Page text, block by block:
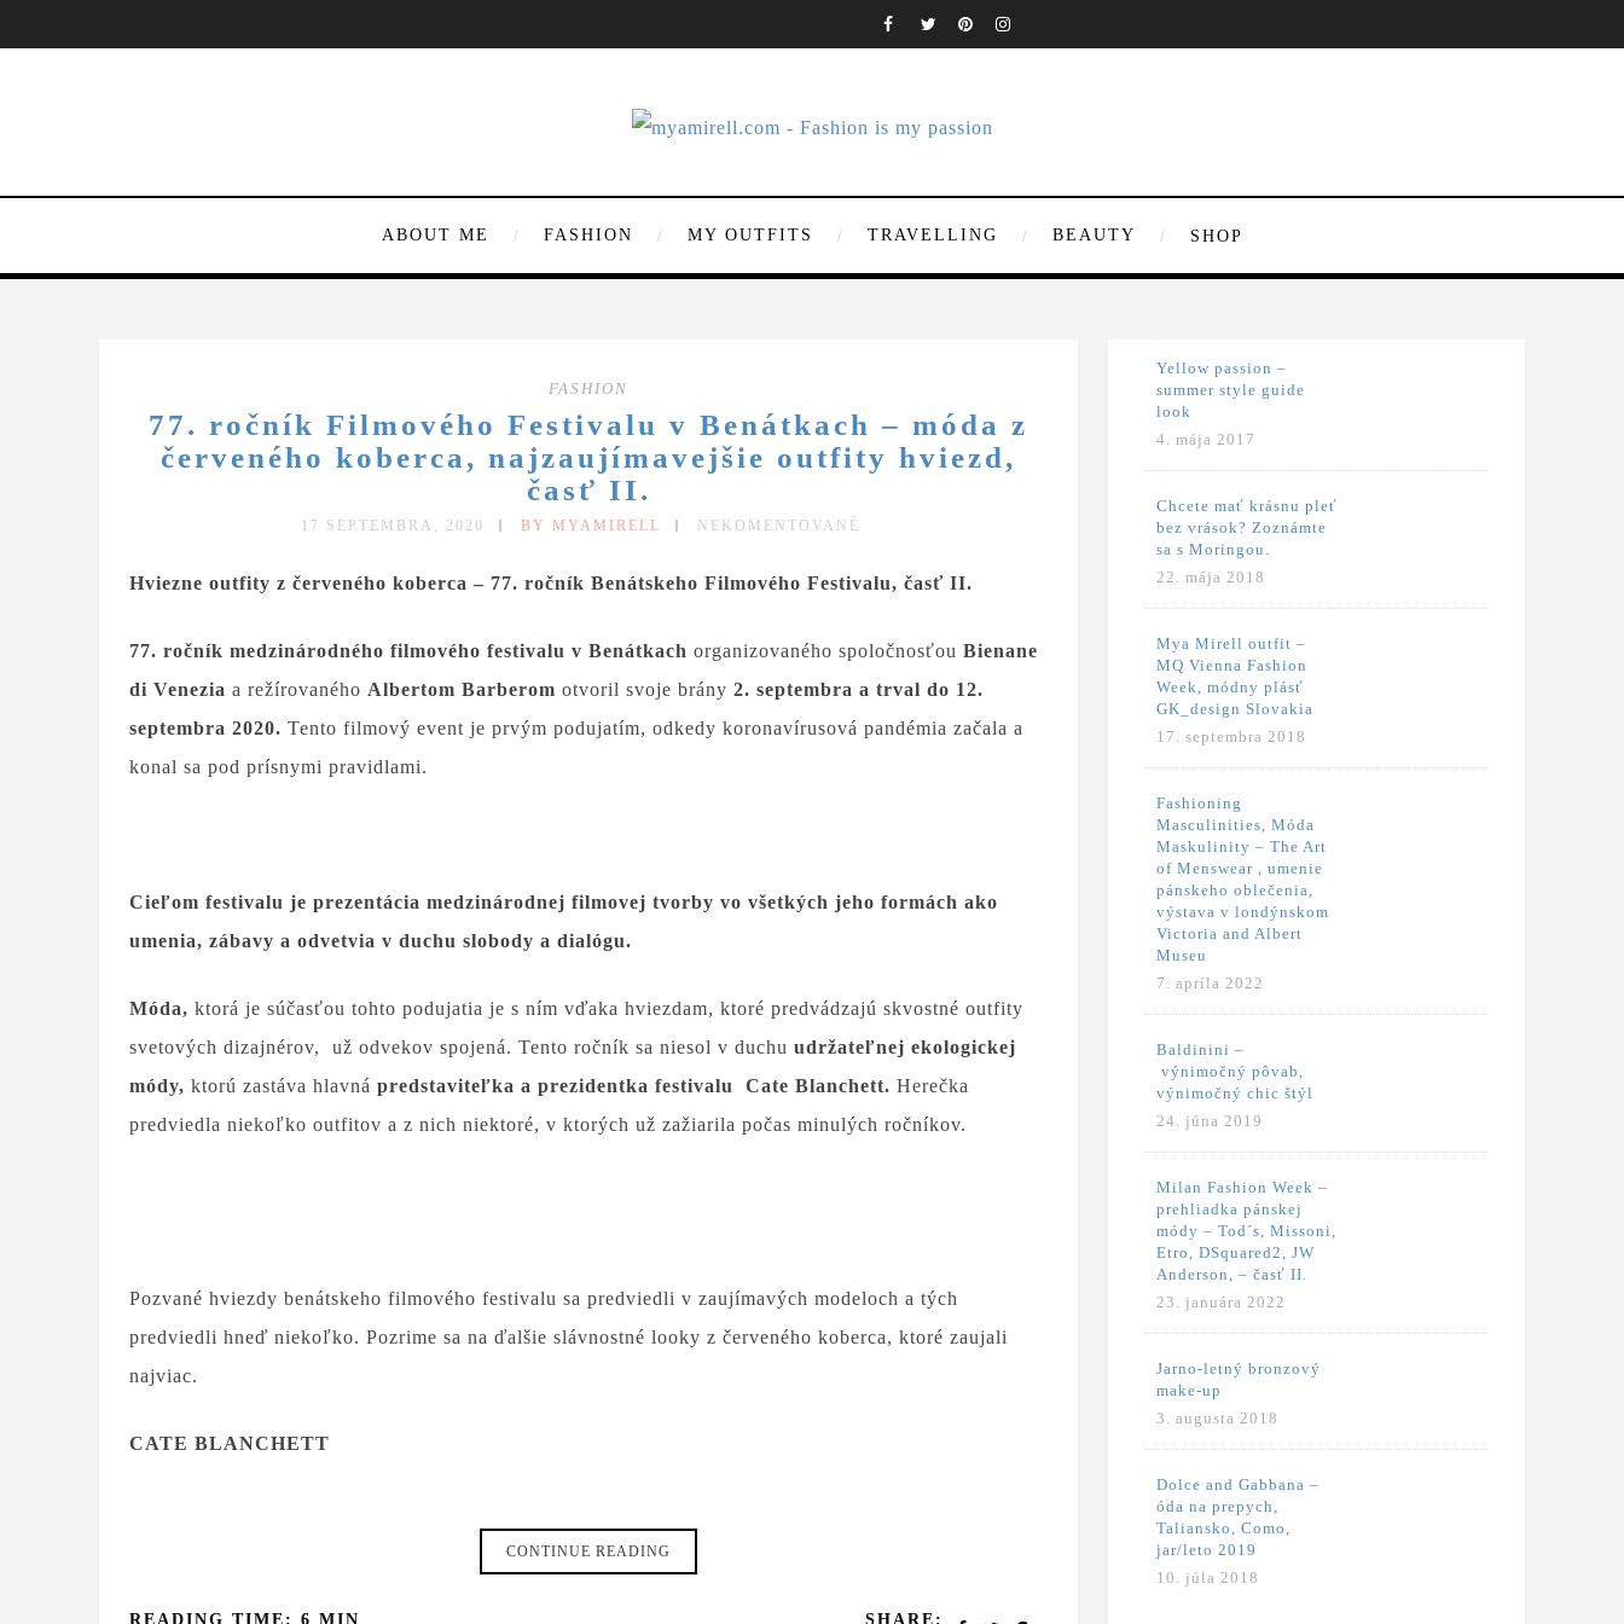
ABOUT ME FASHION MY OUTFITS TRAVELLING BEAUTY SHOP
FASHION
77. ročník Filmového Festivalu v Benátkach – móda z
červeného koberca, najzaujímavejšie outfity hviezd,
časť II.
17 SEPTEMBRA, 2020 BY MYAMIRELL NEKOMENTOVANÉ
Hviezne outfity z červeného koberca – 77. ročník Benátskeho Filmového Festivalu, časť II.
77. ročník medzinárodného filmového festivalu v Benátkach organizovaného spoločnosťou Bienane
di Venezia a režírovaného Albertom Barberom otvoril svoje brány 2. septembra a trval do 12.
septembra 2020. Tento filmový event je prvým podujatím, odkedy koronavírusová pandémia začala a
konal sa pod prísnymi pravidlami.
Cieľom festivalu je prezentácia medzinárodnej filmovej tvorby vo všetkých jeho formách ako
umenia, zábavy a odvetvia v duchu slobody a dialógu.
Móda, ktorá je súčasťou tohto podujatia je s ním vďaka hviezdam, ktoré predvádzajú skvostné outfity
svetových dizajnérov, už odvekov spojená. Tento ročník sa niesol v duchu udržateľnej ekologickej
módy, ktorú zastáva hlavná predstaviteľka a prezidentka festivalu Cate Blanchett. Herečka
predviedla niekoľko outfitov a z nich niektoré, v ktorých už zažiarila počas minulých ročníkov.
Pozvané hviezdy benátskeho filmového festivalu sa predviedli v zaujímavých modeloch a tých
predviedli hneď niekoľko. Pozrime sa na ďalšie slávnostné looky z červeného koberca, ktoré zaujali
najviac.
CATE BLANCHETT
CONTINUE READING
SHARE:
READING TIME: 6 MIN
Yellow passion –
summer style guide
look
4. mája 2017
Chcete mať krásnu pleť
bez vrások? Zoznámte
sa s Moringou.
22. mája 2018
Mya Mirell outfit –
MQ Vienna Fashion
Week, módny plásť
GK_design Slovakia
17. septembra 2018
Fashioning
Masculinities, Móda
Maskulinity – The Art
of Menswear , umenie
pánskeho oblečenia,
výstava v londýnskom
Victoria and Albert
Museu
7. apríla 2022
Baldinini –
výnimočný pôvab,
výnimočný chic štýl
24. júna 2019
Milan Fashion Week –
prehliadka pánskej
módy – Tod´s, Missoni,
Etro, DSquared2, JW
Anderson, – časť II.
23. januára 2022
Jarno-letný bronzový
make-up
3. augusta 2018
Dolce and Gabbana –
óda na prepych,
Taliansko, Como,
jar/leto 2019
10. júla 2018